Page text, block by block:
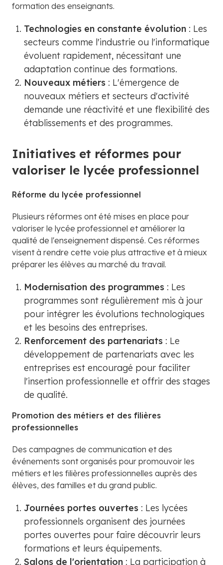
formation des enseignants.
Technologies en constante évolution : Les
secteurs comme l'industrie ou l'informatique
évoluent rapidement, nécessitant une
adaptation continue des formations.
Nouveaux métiers : L'émergence de
nouveaux métiers et secteurs d'activité
demande une réactivité et une flexibilité des
établissements et des programmes.
Initiatives et réformes pour
valoriser le lycée professionnel
Réforme du lycée professionnel
Plusieurs réformes ont été mises en place pour
valoriser le lycée professionnel et améliorer la
qualité de l'enseignement dispensé. Ces réformes
visent à rendre cette voie plus attractive et à mieux
préparer les élèves au marché du travail.
Modernisation des programmes : Les
programmes sont régulièrement mis à jour
pour intégrer les évolutions technologiques
et les besoins des entreprises.
Renforcement des partenariats : Le
développement de partenariats avec les
entreprises est encouragé pour faciliter
l'insertion professionnelle et offrir des stages
de qualité.
Promotion des métiers et des filières
professionnelles
Des campagnes de communication et des
événements sont organisés pour promouvoir les
métiers et les filières professionnelles auprès des
élèves, des familles et du grand public.
Journées portes ouvertes : Les lycées
professionnels organisent des journées
portes ouvertes pour faire découvrir leurs
formations et leurs équipements.
Salons de l'orientation : La participation à